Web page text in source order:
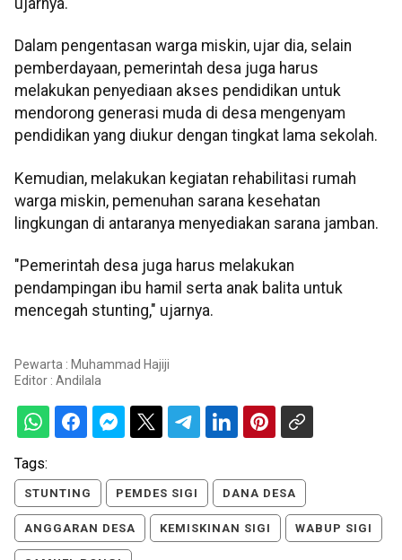
Dalam pengentasan warga miskin, ujar dia, selain
pemberdayaan, pemerintah desa juga harus
melakukan penyediaan akses pendidikan untuk
mendorong generasi muda di desa mengenyam
pendidikan yang diukur dengan tingkat lama sekolah.
Kemudian, melakukan kegiatan rehabilitasi rumah
warga miskin, pemenuhan sarana kesehatan
lingkungan di antaranya menyediakan sarana jamban.
"Pemerintah desa juga harus melakukan
pendampingan ibu hamil serta anak balita untuk
mencegah stunting," ujarnya.
Pewarta : Muhammad Hajiji
Editor : Andilala
Tags:
STUNTING PEMDES SIGI DANA DESA
ANGGARAN DESA KEMISKINAN SIGI WABUP SIGI